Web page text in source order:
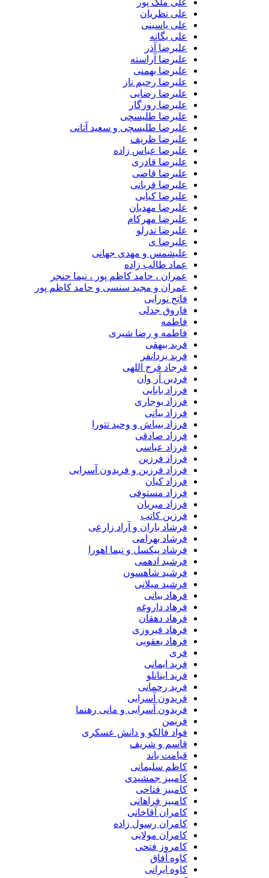
علی ملک پور
علی نظریان
علی یاسینی
علی یگانه
علیرضا آذر
علیرضا آراسته
علیرضا بهمنی
علیرضا رحیم ناز
علیرضا رضایی
علیرضا روزگار
علیرضا طلیسچی
علیرضا طلیسچی و سعید آتانی
علیرضا ظریف
علیرضا عباس زاده
علیرضا قادری
علیرضا قاضی
علیرضا قربانی
علیرضا کیایی
علیرضا مهدیان
علیرضا مهرکام
علیرضا ندرلو
علیرضا ی
علیشمس و مهدی جهانی
عماد طالب زاده
عمران ، حامد کاظم پور ، نیما حنجر
عمران و مجید سنسی و حامد کاظم پور
فاتح نورایی
فاروق جدلی
فاطمه
فاطمه و رضا شیری
فربد بیهقی
فربد یزدانفر
فرجاد فرج اللهی
فردین آر وان
فرزاد بابایی
فرزاد بوجاری
فرزاد بیانی
فرزاد بیباش و وحید تتورا
فرزاد صادقی
فرزاد عباسی
فرزاد فرزین
فرزاد فرزین و فریدون آسرایی
فرزاد کیان
فرزاد مستوفی
فرزاد میریان
فرزین کاتب
فرشاد باران و آراد زارعی
فرشاد بهرامی
فرشاد پیکسل و نیما اهورا
فرشید ادهمی
فرشید شاهسون
فرشید میلانی
فرهاد بیانی
فرهاد داروغه
فرهاد دهقان
فرهاد فیروزی
فرهاد یعقوبی
فری
فرید ایمانی
فرید اینانلو
فرید رحمانی
فریدون آسرایی
فریدون آسرایی و مانی رهنما
فریمن
فواد فالکو و دانش عسکری
قاسم و شریف
قیامت باند
کاظم سلیمانی
کامبیز جمشیدی
کامبیز فتاحی
کامبیز فراهانی
کامران آقاخانی
کامران رسول زاده
کامران مولایی
کامروز فتحی
کاوه آفاق
کاوه ایرانی